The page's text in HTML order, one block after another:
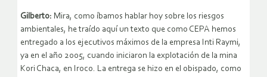
Gilberto: Mira, como íbamos hablar hoy sobre los riesgos
ambientales, he traído aquí un texto que como CEPA hemos
entregado a los ejecutivos máximos de la empresa Inti Raymi,
ya en el año 2005, cuando iniciaron la explotación de la mina
Kori Chaca, en Iroco. La entrega se hizo en el obispado, como